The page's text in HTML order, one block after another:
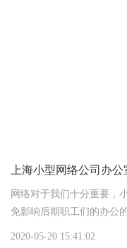
网络对于我们十分重要，
免影响后期职工们的办公
2020-05-20 15:41:02